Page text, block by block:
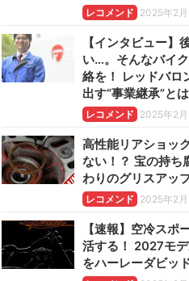
レコメンド 2025年2
【インタビュー】
い…。そんなバイ
絡を！ レッドバロ
出す“事業継承”と
レコメンド 2025年2
高性能リアショッ
ない！？ 宝の持ち
わりのグリスアッ
レコメンド 2025年2
【速報】空冷スポ
活する！ 2027モ
をハーレーダビッ